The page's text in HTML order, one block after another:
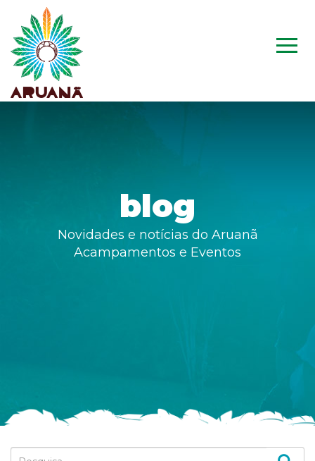
blog
Novidades e notícias do Aruanã
Acampamentos e Eventos